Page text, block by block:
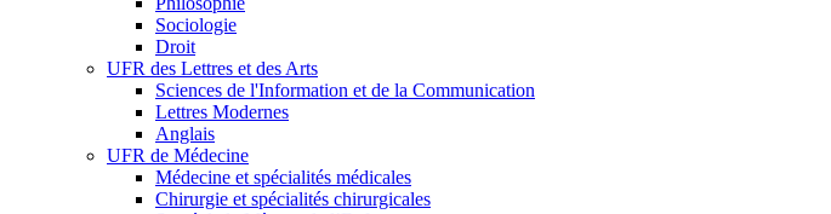
Sociologie
Droit
UFR des Lettres et des Arts
Sciences de l'Information et de la Communication
Lettres Modernes
Anglais
UFR de Médecine
Médecine et spécialités médicales
Chirurgie et spécialités chirurgicales